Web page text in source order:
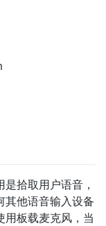
拾取用户语音，
其他语音输入设备
用板载麦克风，当